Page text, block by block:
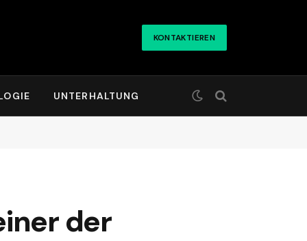
KONTAKTIEREN
UNTERHALTUNG
der